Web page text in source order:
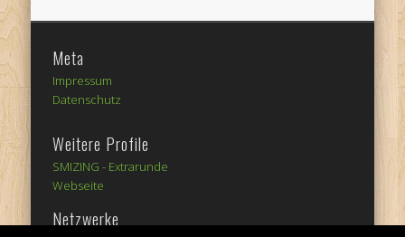
Meta
Impressum
Datenschutz
Weitere Profile
SMIZING - Extrarunde
Webseite
Netzwerke